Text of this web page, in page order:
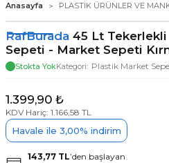
Anasayfa PLASTİK ÜRÜNLER VE
RafBurada 45 Lt Tekerlekli
Sepeti - Market Sepeti
Stokta YokKategori Plastik Market
1.399,90 ₺
KDV Hariç: 1.166,58 TL
Havale ile 3,00% indirim
143,77 TL’den başlayan